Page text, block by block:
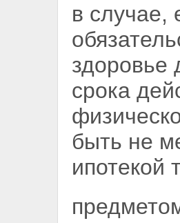
в случае,
здоровье
срока
быть не
ипотекой